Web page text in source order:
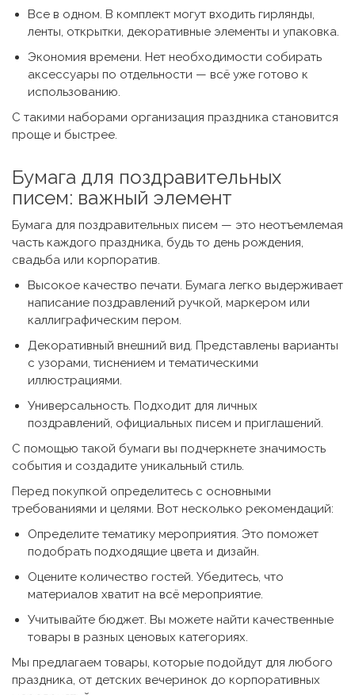
Все в одном. В комплект могут входить гирлянды,
ленты, открытки, декоративные элементы и упаковка.
Экономия времени. Нет необходимости собирать
аксессуары по отдельности — всё уже готово к
использованию.
С такими наборами организация праздника становится
проще и быстрее.
Бумага для поздравительных
писем: важный элемент
Бумага для поздравительных писем — это неотъемлемая
часть каждого праздника, будь то день рождения,
свадьба или корпоратив.
Высокое качество печати. Бумага легко выдерживает
написание поздравлений ручкой, маркером или
каллиграфическим пером.
Декоративный внешний вид. Представлены варианты
с узорами, тиснением и тематическими
иллюстрациями.
Универсальность. Подходит для личных
поздравлений, официальных писем и приглашений.
С помощью такой бумаги вы подчеркнете значимость
события и создадите уникальный стиль.
Перед покупкой определитесь с основными
требованиями и целями. Вот несколько рекомендаций:
Определите тематику мероприятия. Это поможет
подобрать подходящие цвета и дизайн.
Оцените количество гостей. Убедитесь, что
материалов хватит на всё мероприятие.
Учитывайте бюджет. Вы можете найти качественные
товары в разных ценовых категориях.
Мы предлагаем товары, которые подойдут для любого
праздника, от детских вечеринок до корпоративных